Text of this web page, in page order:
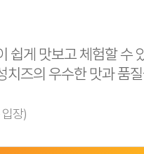
여가능)
쉽게 맛보고 체험할 수
즈의 우수한 맛과 품
장)